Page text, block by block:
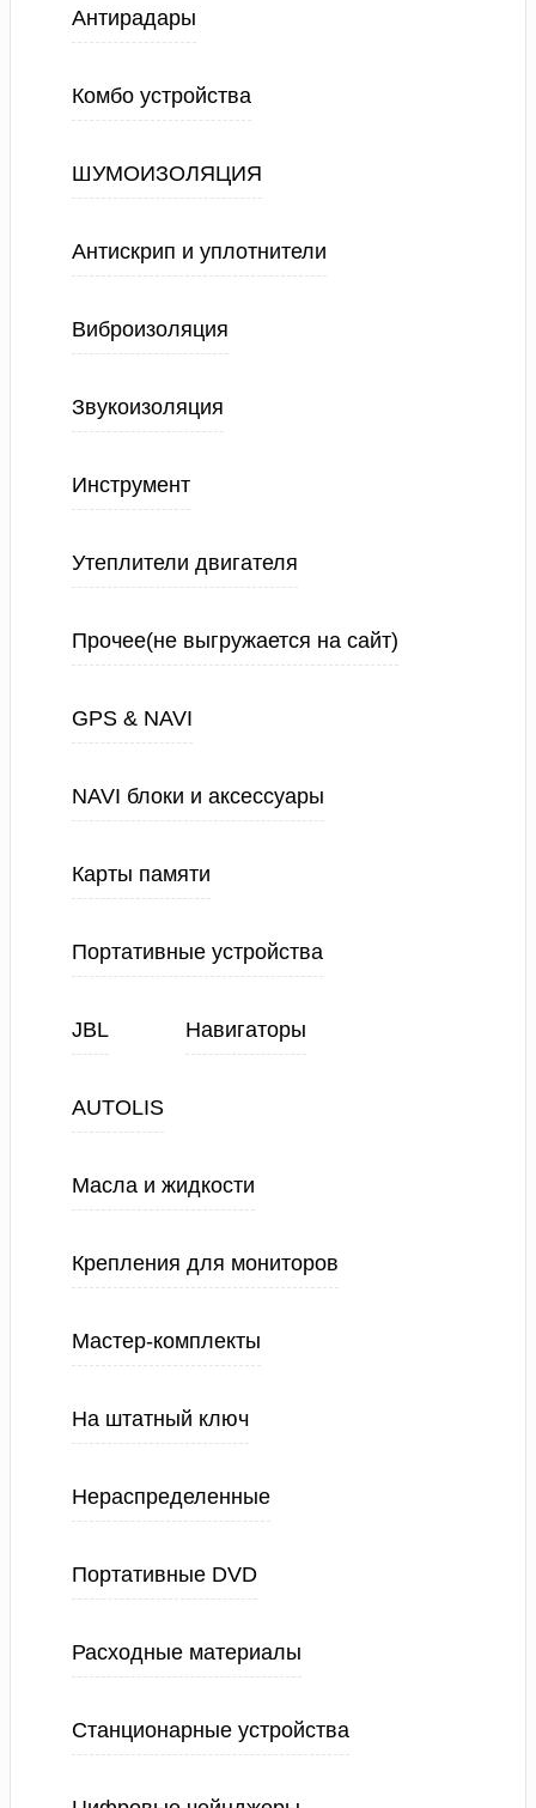
Антирадары
Комбо устройства
ШУМОИЗОЛЯЦИЯ
Антискрип и уплотнители
Виброизоляция
Звукоизоляция
Инструмент
Утеплители двигателя
Прочее(не выгружается на сайт)
GPS & NAVI
NAVI блоки и аксессуары
Карты памяти
Портативные устройства
JBL Навигаторы
AUTOLIS
Масла и жидкости
Крепления для мониторов
Мастер-комплекты
На штатный ключ
Нераспределенные
Портативные DVD
Расходные материалы
Станционарные устройства